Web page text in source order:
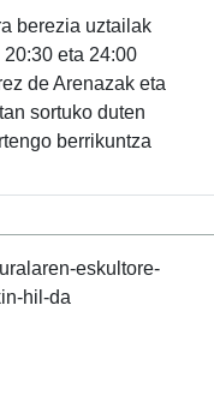
berezia uztailak
eta 24:00
de Arenazak eta
sortuko duten
berrikuntza